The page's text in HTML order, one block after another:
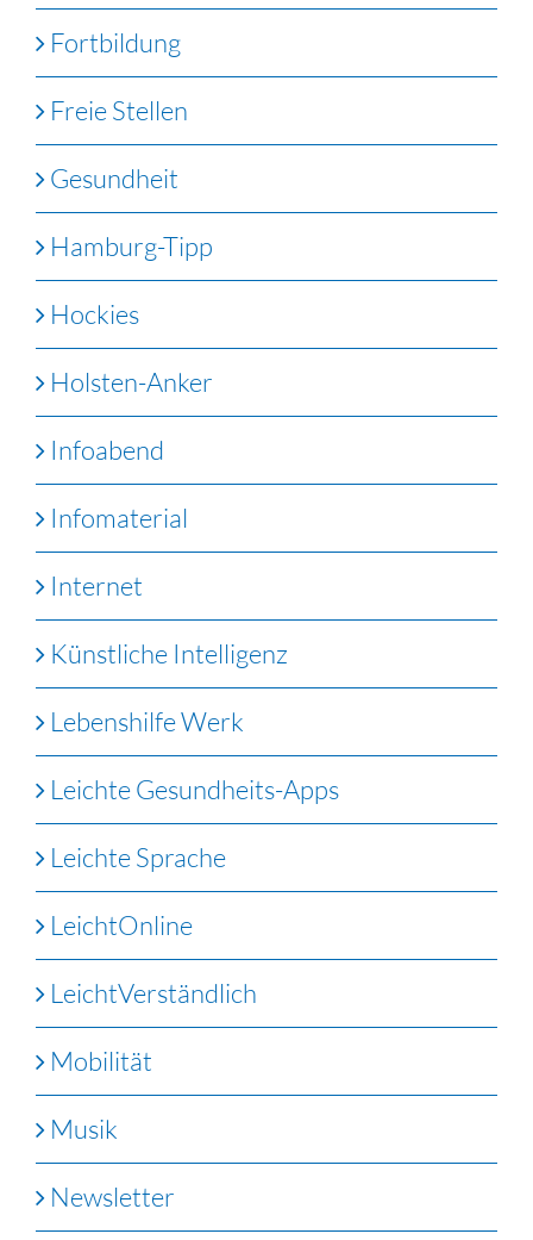
Fortbildung
Freie Stellen
Gesundheit
Hamburg-Tipp
Hockies
Holsten-Anker
Infoabend
Infomaterial
Internet
Künstliche Intelligenz
Lebenshilfe Werk
Leichte Gesundheits-Apps
Leichte Sprache
LeichtOnline
LeichtVerständlich
Mobilität
Musik
Newsletter